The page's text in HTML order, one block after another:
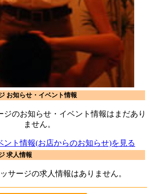
お知らせ・イベント情報
ジのお知らせ・イベント情報はまだあり
ません。
ント情報(お店からのお知らせ)を見る
求人情報
サージの求人情報はありません。